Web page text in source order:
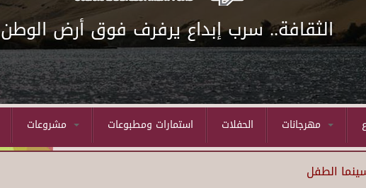
الثقافة.. سرب إبداع يرفرف فوق أرض الوطن
استمارات ومطبوعات الحفلات
الطفل